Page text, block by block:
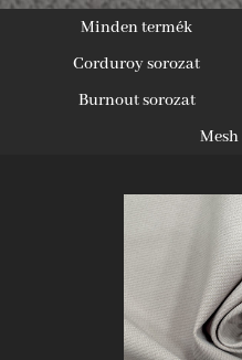
Minden termék
Corduroy sorozat
Burnout sorozat